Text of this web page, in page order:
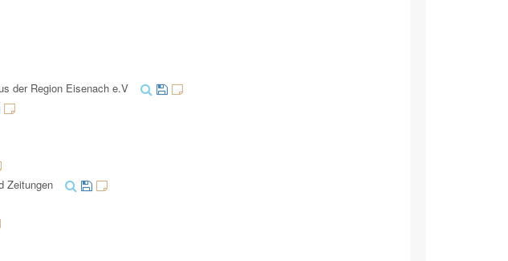
der Region Eisenach e.V
Zeitungen